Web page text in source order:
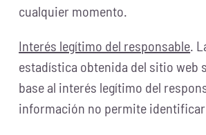
cualquier momento.
Interés legítimo del responsable.
estadística obtenida del sitio web
base al interés legítimo del
información no permite